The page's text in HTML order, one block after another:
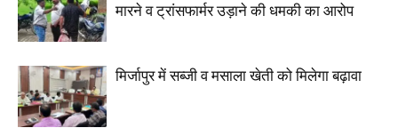
मारने व ट्रांसफार्मर उड़ाने की धमकी का आरोप
मिर्जापुर में सब्जी व मसाला खेती को मिलेगा बढ़ावा